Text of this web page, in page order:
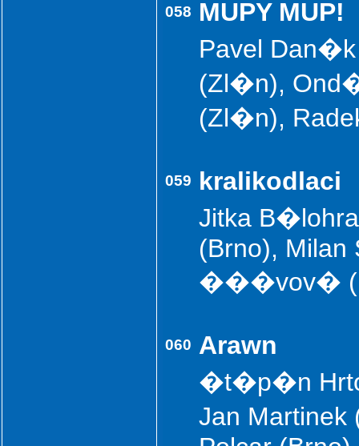
058 MUPY MUP!
Pavel
(Zl�n),
(Zl�n),
059 kralikodlaci
Jitka
(Brno), Milan
���vov�
060 Arawn
�t�p�n
Jan